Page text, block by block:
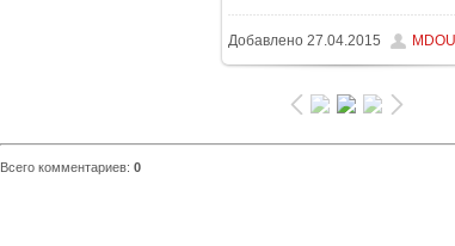
1600x1200/ 583.8Kb
Добавлено 27.04.2015
Всего комментариев: 0